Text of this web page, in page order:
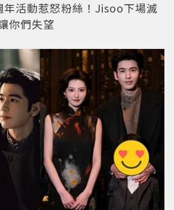
年活動惹怒粉絲！Jisoo下場滅
你們失望